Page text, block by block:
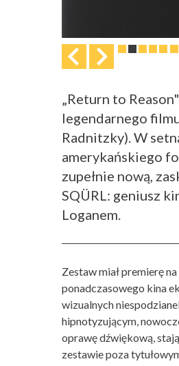
„Return to
legendarnego
Radnitzky). W
amerykańskiego
zupełnie nową,
SQÜRL: geniusz
Loganem.
Zestaw miał premierę
ponadczasowego kina
wizualnych
hipnotyzującym,
oprawę dźwiękową,
zestawie poza